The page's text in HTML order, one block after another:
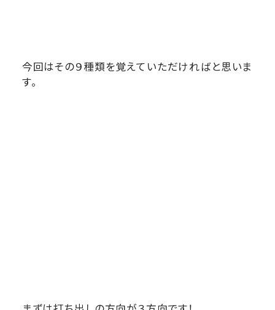
今回はその９種類を覚えていただければと思いま
す。